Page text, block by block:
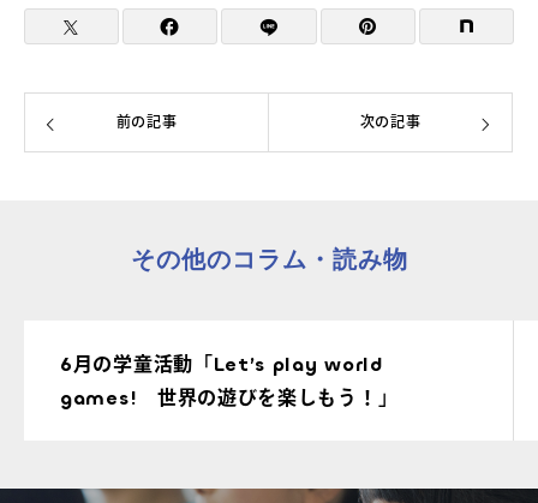
前の記事 次の記事
その他のコラム・読み物
6月の学童活動「Let’s play world
games! 世界の遊びを楽しもう！」